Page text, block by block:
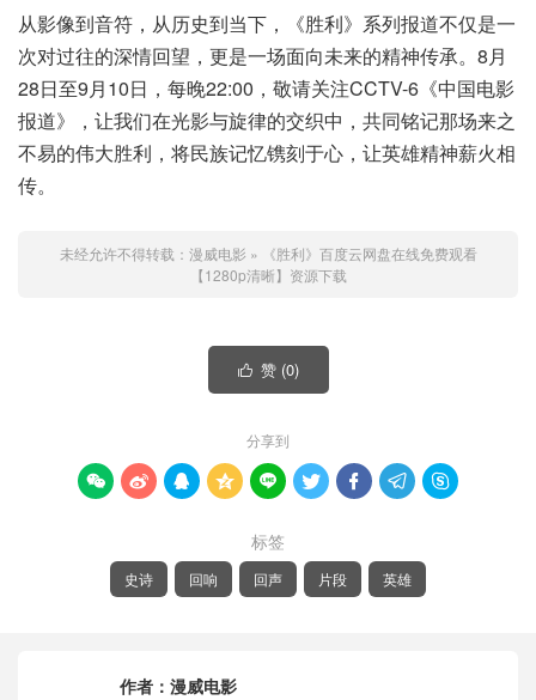
从影像到音符，从历史到当下，《胜利》系列报道不仅是一
次对过往的深情回望，更是一场面向未来的精神传承。8月
28日至9月10日，每晚22:00，敬请关注CCTV-6《中国电影
报道》，让我们在光影与旋律的交织中，共同铭记那场来之
不易的伟大胜利，将民族记忆镌刻于心，让英雄精神薪火相
传。
未经允许不得转载： 漫威电影 »
《胜利》百度云网盘在线免费观看
【1280p清晰】资源下载
 赞 (0)
分享到
        
标签
史诗 回响 回声 片段 英雄
作者： 漫威电影